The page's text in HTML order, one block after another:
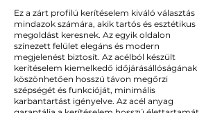
Ez a zárt profilú kerítéselem kiváló választás
mindazok számára, akik tartós és esztétikus
megoldást keresnek. Az egyik oldalon
színezett felület elegáns és modern
megjelenést biztosít. Az acélból készült
kerítéselem kiemelkedő időjárásállóságának
köszönhetően hosszú távon megőrzi
szépségét és funkcióját, minimális
karbantartást igényelve. Az acél anyag